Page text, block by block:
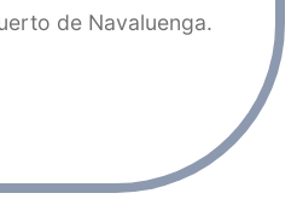
de Navaluenga.